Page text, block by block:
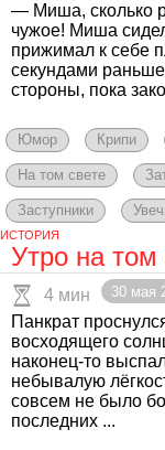
— Миша, сколько
чужое! Миша
прижимал к себе
секундами
стороны, пока
Юмор Крипи
На том свете
Заступники
ИСТОРИЯ
Утро на том
4 мин 30 мая
Панкрат
восходящего
наконец-то
небывалую
совсем не было
последних ...